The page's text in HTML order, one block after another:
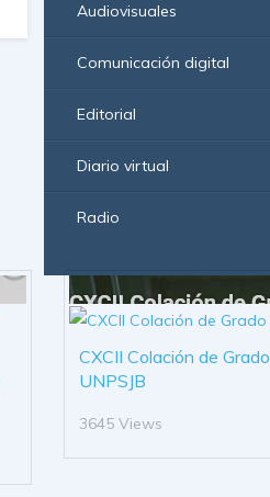
Audiovisuales
Comunicación digital
Editorial
Diario virtual
Radio
CXCII Colación de Grado
UNPSJB
3645 Views